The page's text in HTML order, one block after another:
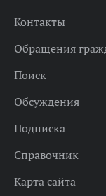
Контакты
Обращения
Поиск
Обсуждения
Подписка
Справочник
Карта сайта